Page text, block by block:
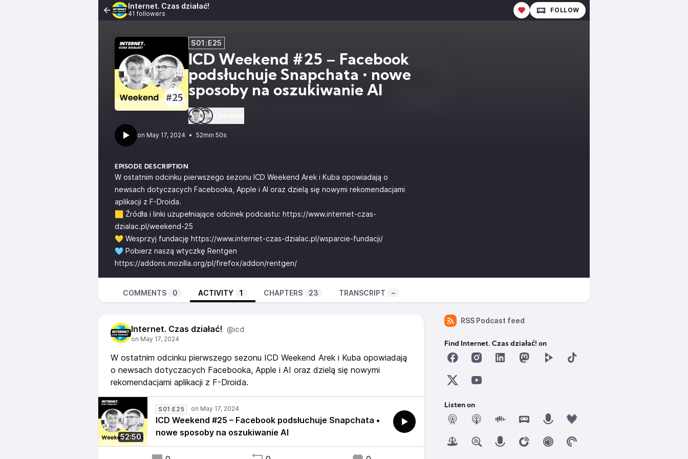
Internet. Czas działać!
41 followers FOLLOW
S01:E25
ICD Weekend #25 – Facebook
podsłuchuje Snapchata • nowe
sposoby na oszukiwanie AI
• 52min 50s
EPISODE DESCRIPTION
W ostatnim odcinku pierwszego sezonu ICD Weekend Arek i Kuba opowiadają o
newsach dotyczacych Facebooka, Apple i AI oraz dzielą się nowymi rekomendacjami
aplikacji z F-Droida.
🟨 Źródła i linki uzupełniające odcinek podcastu: https://www.internet-czas-
dzialac.pl/weekend-25
💛 Wesprzyj fundację https://www.internet-czas-dzialac.pl/wsparcie-fundacji/
🩵 Pobierz naszą wtyczkę Rentgen
https://addons.mozilla.org/pl/firefox/addon/rentgen/
COMMENTS 0 ACTIVITY 1 CHAPTERS 23 TRANSCRIPT –
Internet. Czas działać! @icd
W ostatnim odcinku pierwszego sezonu ICD Weekend Arek i Kuba opowiadają
o newsach dotyczacych Facebooka, Apple i AI oraz dzielą się nowymi
rekomendacjami aplikacji z F-Droida.
52:50
S01:E25
ICD Weekend #25 – Facebook podsłuchuje Snapchata •
nowe sposoby na oszukiwanie AI
RSS Podcast feed
Find Internet. Czas działać! on
Listen on